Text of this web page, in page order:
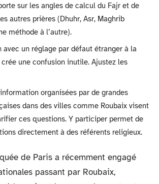
sur les angles de calcul du Fajr et de
autres prières (Dhuhr, Asr, Maghrib
méthode à l’autre).
avec un réglage par défaut étranger à la
une confusion inutile. Ajustez les
organisées par de grandes
dans des villes comme Roubaix visent
ces questions. Y participer permet de
directement à des référents religieux.
de Paris a récemment engagé
passant par Roubaix,